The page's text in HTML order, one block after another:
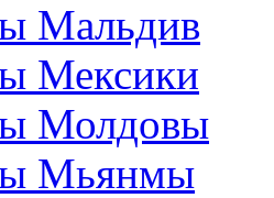
Мальдив
Мексики
Молдовы
Мьянмы